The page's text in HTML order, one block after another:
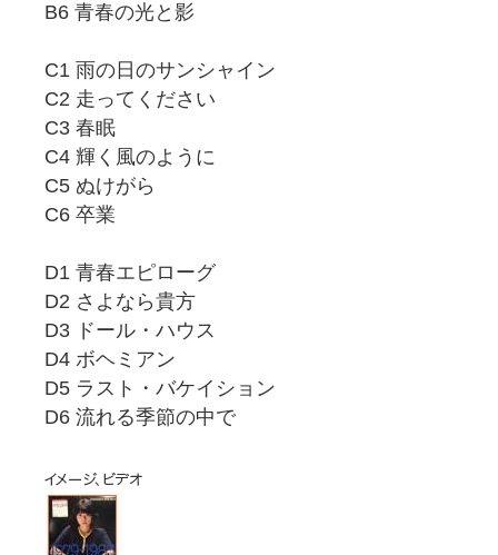
B6 青春の光と影
C1 雨の日のサンシャイン
C2 走ってください
C3 春眠
C4 輝く風のように
C5 ぬけがら
C6 卒業
D1 青春エピローグ
D2 さよなら貴方
D3 ドール・ハウス
D4 ボヘミアン
D5 ラスト・バケイション
D6 流れる季節の中で